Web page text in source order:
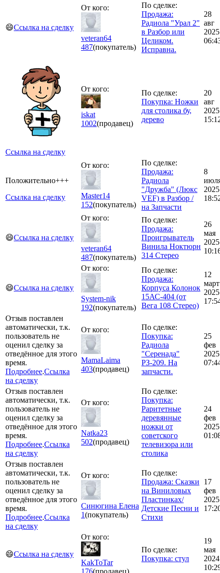
😄Ссылка на сделку
От кого:
veteran64
487(покупатель)
По сделке:
Продажа:
Радиола "Урал 2"
в Разбор или
Целиком.
Исправна.
28
авг
2025
Ссылка на сделку
От кого:
iskat
1002(продавец)
По сделке:
Покупка: Ножки
для столика бу,
дерево
20
авг
2025
Положительно+++
Ссылка на сделку
От кого:
Master14
152(покупатель)
По сделке:
Продажа:
Радиола
"Дружба" (Люкс
VEF) в Разбор /
на Запчасти
8
2025
😄Ссылка на сделку
От кого:
veteran64
487(покупатель)
По сделке:
Продажа:
Проигрыватель
Винила Ноктюрн
314 Стерео
26
мая
2025
😄Ссылка на сделку
От кого:
System-nik
192(покупатель)
По сделке:
Продажа:
Корпуса Колонок
15АС-404 (от
Вега 108 Стерео)
12
март
2025
Отзыв поставлен
автоматически, т.к.
пользователь не
оценил сделку за
отведённое для этого
время.
Подробнее.Ссылка
на сделку
От кого:
MamaLaima
403(продавец)
По сделке:
Покупка:
Радиола
"Серенада"
РЗ-209. На
запчасти.
25
фев
2025
Отзыв поставлен
автоматически, т.к.
пользователь не
оценил сделку за
отведённое для этого
время.
Подробнее.Ссылка
на сделку
От кого:
Natka23
502(продавец)
По сделке:
Покупка:
Раритетные
деревянные
ножки от
советского
телевизора или
столика
24
фев
2025
Отзыв поставлен
автоматически, т.к.
пользователь не
оценил сделку за
отведённое для этого
время.
Подробнее.Ссылка
на сделку
От кого:
Синюгина Елена
1(покупатель)
По сделке:
Продажа: Сказки
на Виниловых
Пластинках/
Детские Песни и
Стихи
17
фев
2025
😄Ссылка на сделку
От кого:
KakToTar
176(продавец)
По сделке:
Покупка: стул
19
мая
2024